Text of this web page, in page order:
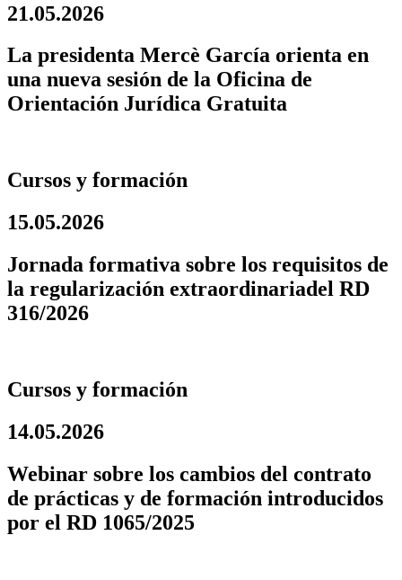
21.05.2026
La presidenta Mercè García orienta en
una nueva sesión de la Oficina de
Orientación Jurídica Gratuita
Cursos y formación
15.05.2026
Jornada formativa sobre los requisitos de
la regularización extraordinariadel RD
316/2026
Cursos y formación
14.05.2026
Webinar sobre los cambios del contrato
de prácticas y de formación introducidos
por el RD 1065/2025